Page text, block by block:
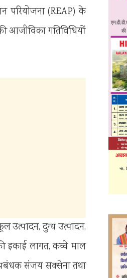
परियोजना (REAP) के
आजीविका गतिविधियों
उत्पादन, दुग्ध उत्पादन,
इकाई लागत, कच्चे माल
संजय सक्सेना तथा